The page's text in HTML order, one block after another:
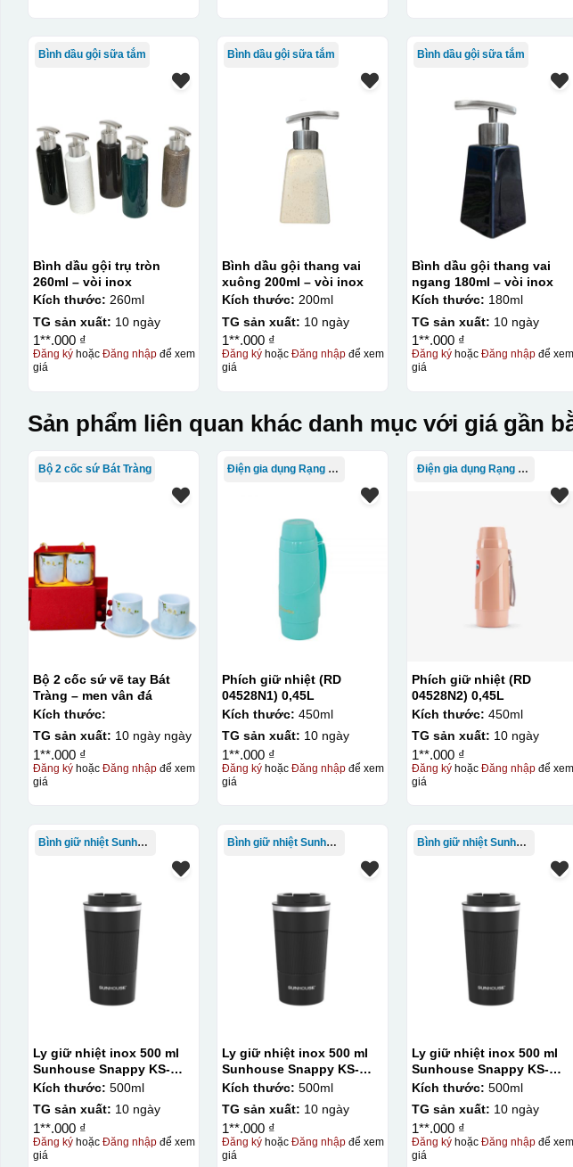
Bình dầu gội sữa tắm
Bình dầu gội trụ tròn
260ml – vòi inox
Kích thước: 260ml
TG sản xuất: 10 ngày
1**.000 ₫
Đăng kýhoặc Đăng nhậpđể xem
giá
Bình dầu gội sữa tắm
Bình dầu gội thang vai
xuông 200ml – vòi inox
Kích thước: 200ml
TG sản xuất: 10 ngày
1**.000 ₫
Đăng ký hoặcĐăng nhập để xem
giá
Bình dầu gội sữa tắm
Bình dầu gội thang vai
ngang 180ml – vòi inox
Kích thước: 180ml
TG sản xuất: 10 ngày
1**.000 ₫
Đăng kýhoặc Đăng nhậpđể xem
giá
Sản phẩm liên quan khác danh mục với giá gần
Bộ 2 cốc sứ Bát Tràng
Bộ 2 cốc sứ vẽ tay Bát
Tràng – men vân đá
Kích thước:
TG sản xuất: 10 ngày ngày
1**.000 ₫
Đăng kýhoặc Đăng nhậpđể xem
giá
Điện gia dụng Rạng Đông
Phích giữ nhiệt (RD
04528N1) 0,45L
Kích thước: 450ml
TG sản xuất: 10 ngày
1**.000 ₫
Đăng ký hoặcĐăng nhập để xem
giá
Điện gia dụng Rạng Đông
Phích giữ nhiệt (RD
04528N2) 0,45L
Kích thước: 450ml
TG sản xuất: 10 ngày
1**.000 ₫
Đăng kýhoặc Đăng nhậpđể xem
giá
Bình giữ nhiệt Sunhouse
Ly giữ nhiệt inox 500 ml
Sunhouse Snappy KS-
TU500S
Kích thước: 500ml
TG sản xuất: 10 ngày
1**.000 ₫
Đăng kýhoặc Đăng nhậpđể xem
giá
Bình giữ nhiệt Sunhouse
Ly giữ nhiệt inox 500 ml
Sunhouse Snappy KS-
TU500S
Kích thước: 500ml
TG sản xuất: 10 ngày
1**.000 ₫
Đăng ký hoặcĐăng nhập để xem
giá
Bình giữ nhiệt Sunhouse
Ly giữ nhiệt inox 500 ml
Sunhouse Snappy KS-
TU500S
Kích thước: 500ml
TG sản xuất: 10 ngày
1**.000 ₫
Đăng kýhoặc Đăng nhậpđể xem
giá